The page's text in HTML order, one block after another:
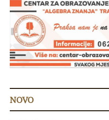
NOVO